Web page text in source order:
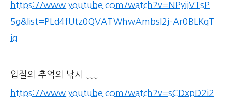
https://www.youtube.com/watch?v=NPyijVTsP
5g&list=PLd4fUtz0QVATWhwAmbsl2j-Ar0BLKqT
iq
입질의 추억의 낚시 ↓↓↓
https://www.youtube.com/watch?v=sCDxpD2i2